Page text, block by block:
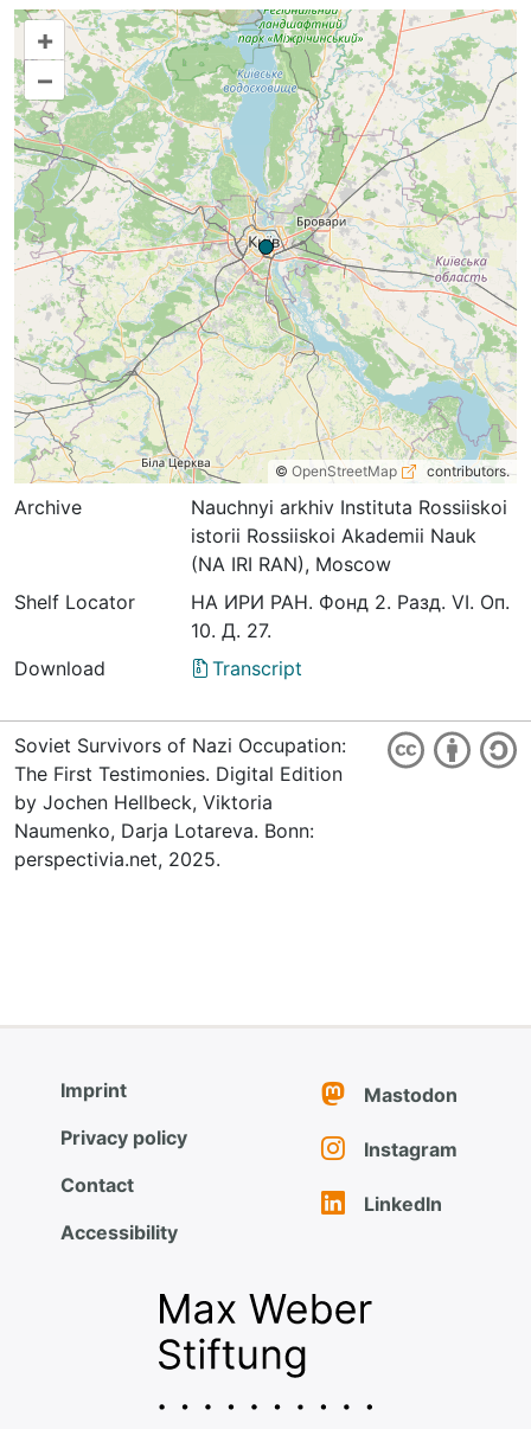
+
–
© OpenStreetMap contributors.
Archive
Nauchnyi arkhiv Instituta Rossiiskoi
istorii Rossiiskoi Akademii Nauk
(NA IRI RAN), Moscow
Shelf Locator
НА ИРИ РАН. Фонд 2. Разд. VI. Оп.
10. Д. 27.
Download
Transcript
Soviet Survivors of Nazi Occupation:
The First Testimonies. Digital Edition
by Jochen Hellbeck, Viktoria
Naumenko, Darja Lotareva. Bonn:
perspectivia.net, 2025.
Imprint
Privacy policy
Contact
Accessibility
Mastodon
Instagram
LinkedIn